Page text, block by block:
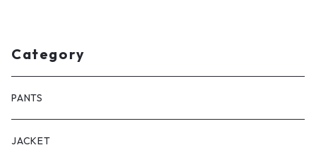
Category
PANTS
JACKET